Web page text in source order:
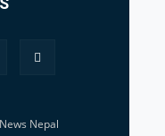
Nepal